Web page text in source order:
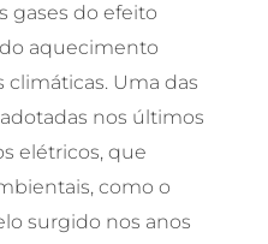
gases do efeito
aquecimento
Uma das
nos últimos
elétricos, que
como o
surgido nos anos